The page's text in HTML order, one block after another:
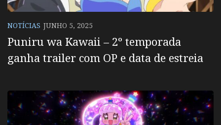
NOTÍCIAS JUNHO 5, 2025
Puniru wa Kawaii – 2º temporada
ganha trailer com OP e data de estreia